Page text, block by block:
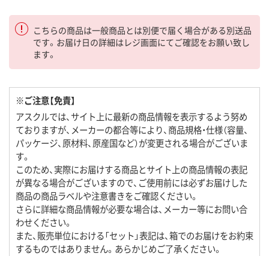
こちらの商品は一般商品とは別便で届く場合がある別送品
です。お届け日の詳細はレジ画面にてご確認をお願い致し
ます。
※ご注意【免責】
アスクルでは、サイト上に最新の商品情報を表示するよう努め
ておりますが、メーカーの都合等により、商品規格・仕様（容量、
パッケージ、原材料、原産国など）が変更される場合がございま
す。
このため、実際にお届けする商品とサイト上の商品情報の表記
が異なる場合がございますので、ご使用前には必ずお届けした
商品の商品ラベルや注意書きをご確認ください。
さらに詳細な商品情報が必要な場合は、メーカー等にお問い合
わせください。
また、販売単位における「セット」表記は、箱でのお届けをお約束
するものではありません。あらかじめご了承ください。